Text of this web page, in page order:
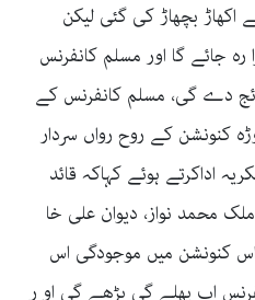
اکھاڑ بچھاڑ کی گئی لیکن
رہ جائے گا اور مسلم کانفرنس
دے گی، مسلم کانفرنس کے
کنونشن کے روح رواں سردار
اداکرتے ہوئے کہاکہ قائد
محمد نواز، دیوان علی خا
کنونشن میں موجودگی اس
اب پھلے گی بڑھے گی او ر